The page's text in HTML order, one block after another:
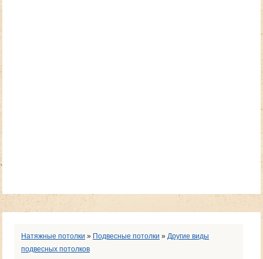
Натяжные потолки » Подвесные потолки » Другие виды
подвесных потолков